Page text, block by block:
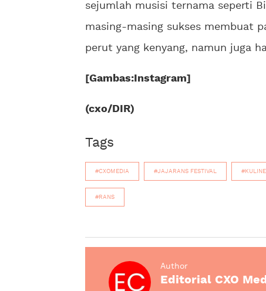
sejumlah musisi ternama seperti
masing-masing sukses membuat
perut yang kenyang, namun juga
[Gambas:Instagram]
(cxo/DIR)
Tags
#CXOMEDIA #JAJARANS FESTIVAL
#RANS
Author
Editorial CXO